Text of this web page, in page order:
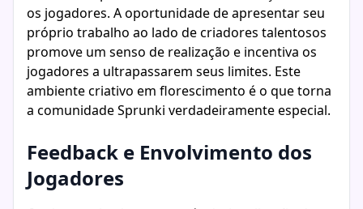
os jogadores. A oportunidade de apresentar seu
próprio trabalho ao lado de criadores talentosos
promove um senso de realização e incentiva os
jogadores a ultrapassarem seus limites. Este
ambiente criativo em florescimento é o que torna
a comunidade Sprunki verdadeiramente especial.
Feedback e Envolvimento dos
Jogadores